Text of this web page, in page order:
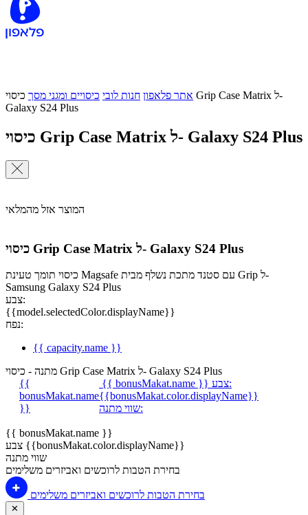
אתר פלאפון חנות לובי כיסויים ומגני מסך כיסוי Grip Case Matrix ל-
Galaxy S24 Plus
כיסוי Grip Case Matrix ל- Galaxy S24 Plus
המוצר אזל מהמלאי
כיסוי Grip Case Matrix ל- Galaxy S24 Plus
כיסוי תומך טעינת Magsafe עם סטנד מתכת נשלף מבית Grip ל-
Samsung Galaxy S24 Plus
צבע:
{{model.selectedColor.displayName}}
נפח:
{{ capacity.name }}
מתנה - כיסוי Grip Case Matrix ל- Galaxy S24 Plus
{{
bonusMakat.name
}}
{{ bonusMakat.name }}
צבע:
{{bonusMakat.color.displayName}}
שווי מתנה:
{{ bonusMakat.name }}
צבע {{bonusMakat.color.displayName}}
שווי מתנה
בחירת הטבות לרוכשים ואביזרים משלימים
בחירת הטבות לרוכשים ואביזרים משלימים
✕